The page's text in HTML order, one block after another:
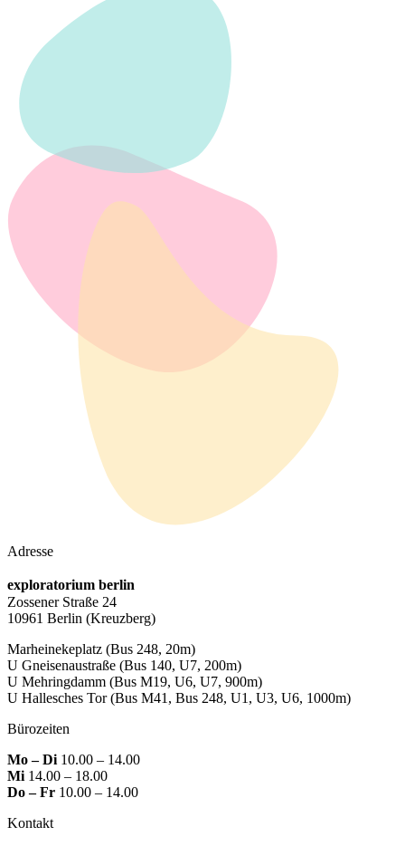
Adresse
exploratorium berlin
Zossener Straße 24
10961 Berlin (Kreuzberg)
Marheinekeplatz (Bus 248, 20m)
U Gneisenaustraße (Bus 140, U7, 200m)
U Mehringdamm (Bus M19, U6, U7, 900m)
U Hallesches Tor(Bus M41, Bus 248, U1, U3, U6, 1000m)
Bürozeiten
Mo – Di 10.00 – 14.00
Mi 14.00 – 18.00
Do – Fr 10.00 – 14.00
Kontakt